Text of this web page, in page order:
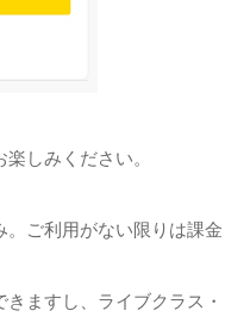
しみください。
。ご利用がない限りは課金
ますし、ライブクラス・